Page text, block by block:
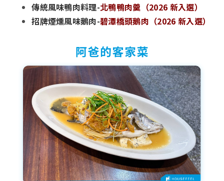
傳統風味鴨肉料理-北鴨鴨肉羹 （2026 新入選）
招牌煙燻風味鵝肉-碧潭橋頭鵝肉 （2026 新入選）